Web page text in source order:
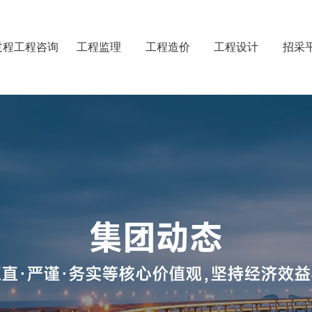
程工程咨询 工程监理 工程造价 工程设计 招采